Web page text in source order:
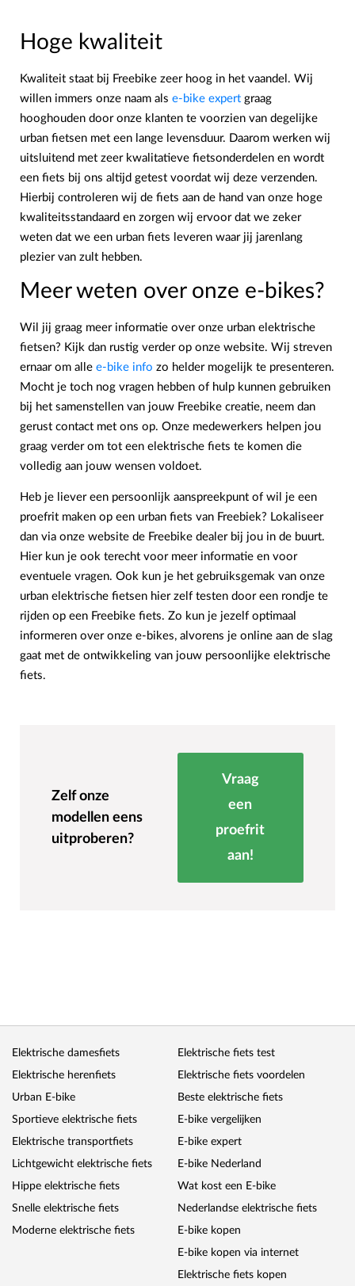
Hoge kwaliteit
Kwaliteit staat bij Freebike zeer hoog in het vaandel. Wij
willen immers onze naam als e-bike expert graag
hooghouden door onze klanten te voorzien van degelijke
urban fietsen met een lange levensduur. Daarom werken wij
uitsluitend met zeer kwalitatieve fietsonderdelen en wordt
een fiets bij ons altijd getest voordat wij deze verzenden.
Hierbij controleren wij de fiets aan de hand van onze hoge
kwaliteitsstandaard en zorgen wij ervoor dat we zeker
weten dat we een urban fiets leveren waar jij jarenlang
plezier van zult hebben.
Meer weten over onze e-bikes?
Wil jij graag meer informatie over onze urban elektrische
fietsen? Kijk dan rustig verder op onze website. Wij streven
ernaar om alle e-bike info zo helder mogelijk te presenteren.
Mocht je toch nog vragen hebben of hulp kunnen gebruiken
bij het samenstellen van jouw Freebike creatie, neem dan
gerust contact met ons op. Onze medewerkers helpen jou
graag verder om tot een elektrische fiets te komen die
volledig aan jouw wensen voldoet.
Heb je liever een persoonlijk aanspreekpunt of wil je een
proefrit maken op een urban fiets van Freebiek? Lokaliseer
dan via onze website de Freebike dealer bij jou in de buurt.
Hier kun je ook terecht voor meer informatie en voor
eventuele vragen. Ook kun je het gebruiksgemak van onze
urban elektrische fietsen hier zelf testen door een rondje te
rijden op een Freebike fiets. Zo kun je jezelf optimaal
informeren over onze e-bikes, alvorens je online aan de slag
gaat met de ontwikkeling van jouw persoonlijke elektrische
fiets.
Zelf onze
modellen eens
uitproberen?
Vraag
een
proefrit
aan!
Elektrische damesfiets
Elektrische herenfiets
Urban E-bike
Sportieve elektrische fiets
Elektrische transportfiets
Lichtgewicht elektrische fiets
Hippe elektrische fiets
Snelle elektrische fiets
Moderne elektrische fiets
Elektrische fiets test
Elektrische fiets voordelen
Beste elektrische fiets
E-bike vergelijken
E-bike expert
E-bike Nederland
Wat kost een E-bike
Nederlandse elektrische fiets
E-bike kopen
E-bike kopen via internet
Elektrische fiets kopen